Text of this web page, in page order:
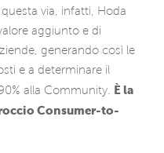
via, infatti, Hoda
aggiunto e di
generando così le
e a determinare il
alla Community. È la
Consumer-to-